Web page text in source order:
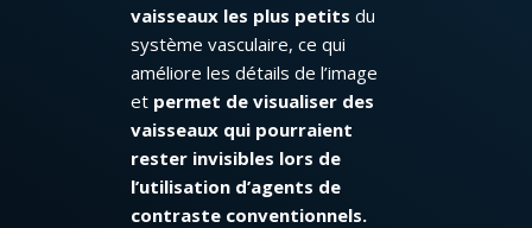
vaisseaux les plus petits du
système vasculaire, ce qui
améliore les détails de l’image
et permet de visualiser des
vaisseaux qui pourraient
rester invisibles lors de
l’utilisation d’agents de
contraste conventionnels.